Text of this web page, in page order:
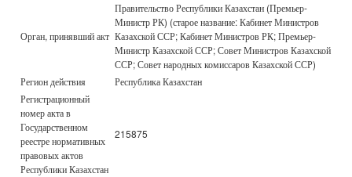
Орган, принявший акт
Правительство Республики Казахстан (Премьер-
Министр РК) (старое название: Кабинет Министров
Казахской ССР; Кабинет Министров РК; Премьер-
Министр Казахской ССР; Совет Министров Казахской
ССР; Совет народных комиссаров Казахской ССР)
Регион действия
Республика Казахстан
Регистрационный
номер акта в
Государственном
реестре нормативных
правовых актов
Республики Казахстан
215875